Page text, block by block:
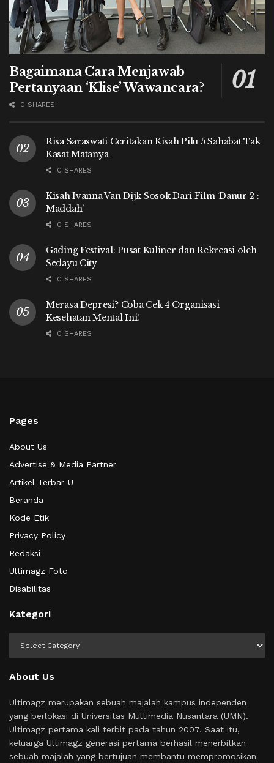
Bagaimana Cara Menjawab
Pertanyaan ‘Klise’ Wawancara?
0 SHARES
Risa Saraswati Ceritakan Kisah Pilu 5 Sahabat Tak
Kasat Matanya
0 SHARES
Kisah Ivanna Van Dijk Sosok Dari Film ‘Danur 2 :
Maddah’
0 SHARES
Gading Festival: Pusat Kuliner dan Rekreasi oleh
Sedayu City
0 SHARES
Merasa Depresi? Coba Cek 4 Organisasi
Kesehatan Mental Ini!
0 SHARES
Pages
About Us
Advertise & Media Partner
Artikel Terbar-U
Beranda
Kode Etik
Privacy Policy
Redaksi
Ultimagz Foto
Disabilitas
Kategori
About Us
Ultimagz merupakan sebuah majalah kampus independen
yang berlokasi di Universitas Multimedia Nusantara (UMN).
Ultimagz pertama kali terbit pada tahun 2007. Saat itu,
keluarga Ultimagz generasi pertama berhasil menerbitkan
sebuah majalah yang bertujuan membantu mempromosikan